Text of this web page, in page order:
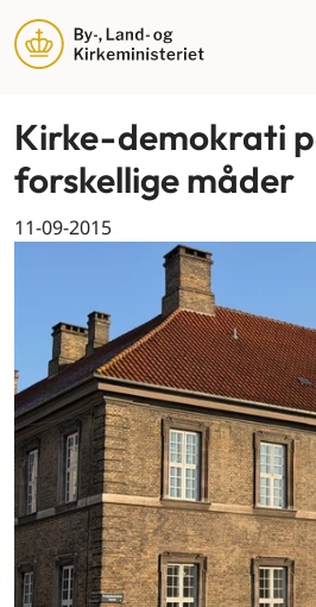
Kirke-demokrati
forskellige måder
11-09-2015